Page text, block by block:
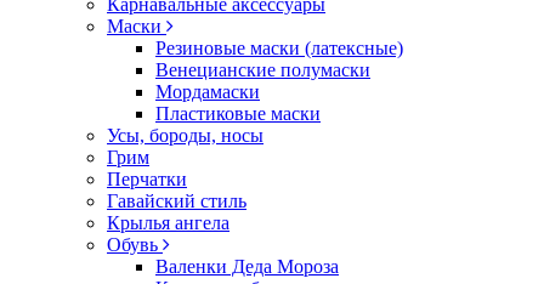
Карнавальные аксессуары
Маски
Резиновые маски (латексные)
Венецианские полумаски
Мордамаски
Пластиковые маски
Усы, бороды, носы
Грим
Перчатки
Гавайский стиль
Крылья ангела
Обувь
Валенки Деда Мороза